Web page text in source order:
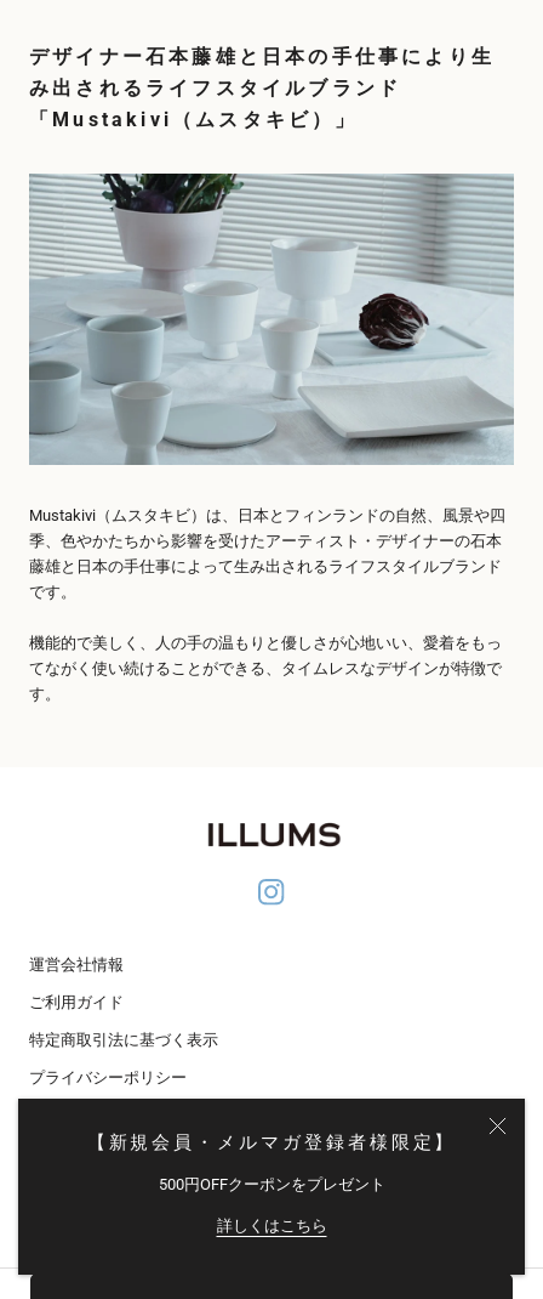
【新規会員・メルマガ登録者様限定】
500円OFFクーポンをプレゼント
詳しくはこちら
デザイナー石本藤雄と日本の手仕事により生
み出されるライフスタイルブランド
「Mustakivi（ムスタキビ）」
Mustakivi（ムスタキビ）は、日本とフィンランドの自然、風景や四
季、色やかたちから影響を受けたアーティスト・デザイナーの石本
藤雄と日本の手仕事によって生み出されるライフスタイルブランド
です。
機能的で美しく、人の手の温もりと優しさが心地いい、愛着をもっ
てながく使い続けることができる、タイムレスなデザインが特徴で
す。
運営会社情報
ご利用ガイド
特定商取引法に基づく表示
プライバシーポリシー
メールマガジン登録
© イルムス オンラインストア